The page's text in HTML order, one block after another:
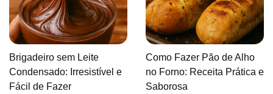
Brigadeiro sem Leite
Condensado: Irresistível e
Fácil de Fazer
Como Fazer Pão de Alho
no Forno: Receita Prática e
Saborosa